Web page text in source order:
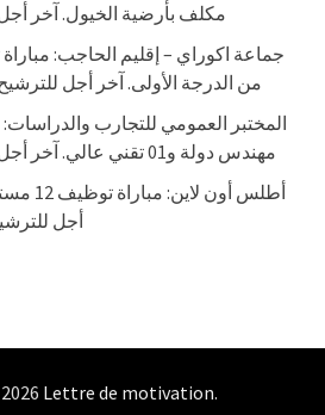
مكلف بأرضية الخيول. آخر أجل هو 06
من الدرجة الأولى. آخر أجل للترشيح هو 09
مهندس دولة و01 تقني عالي. آخر أجل هو 02 يونيو 2023
أطلس أون
أجل للترشيح هو 2
Lettre de motivation.